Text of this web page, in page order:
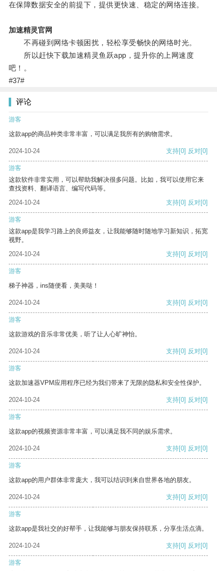
在保障数据安全的前提下，提供更快速、稳定的网络连接。
加速精灵官网
不再碰到网络卡顿困扰，轻松享受畅快的网络时光。
所以赶快下载加速精灵鱼跃app，提升你的上网速度
吧！。
#37#
评论
游客
这款app的商品种类非常丰富，可以满足我所有的购物需求。
2024-10-24 支持[0] 反对[0]
游客
这款软件非常实用，可以帮助我解决很多问题。比如，我可以使用它来
查找资料、翻译语言、编写代码等。
2024-10-24
支持[0] 反对[0]
游客
这款app是我学习路上的良师益友，让我能够随时随地学习新知识，拓宽
视野。
2024-10-24
支持[0] 反对[0]
游客
梯子神器，ins随便看，美美哒！
2024-10-24 支持[0] 反对[0]
游客
这款游戏的音乐非常优美，听了让人心旷神怡。
2024-10-24 支持[0] 反对[0]
游客
这款加速器VPM应用程序已经为我们带来了无限的隐私和安全性保护。
2024-10-24 支持[0] 反对[0]
游客
这款app的视频资源非常丰富，可以满足我不同的娱乐需求。
2024-10-24 支持[0] 反对[0]
游客
这款app的用户群体非常庞大，我可以结识到来自世界各地的朋友。
2024-10-24 支持[0] 反对[0]
游客
这款app是我社交的好帮手，让我能够与朋友保持联系，分享生活点滴。
2024-10-24 支持[0] 反对[0]
游客